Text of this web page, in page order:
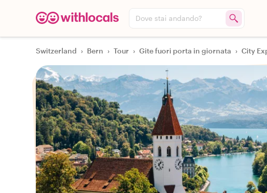
Dove stai andando?
Switzerland › Bern › Tour › Gite fuori porta in giornata › City